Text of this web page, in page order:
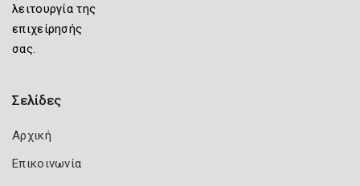
λειτουργία της
επιχείρησής
σας.
Σελίδες
Αρχική
Επικοινωνία